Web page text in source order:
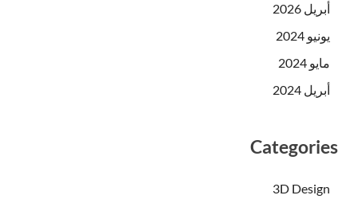
أبريل 2026
يونيو 2024
مايو 2024
أبريل 2024
Categories
3D Design